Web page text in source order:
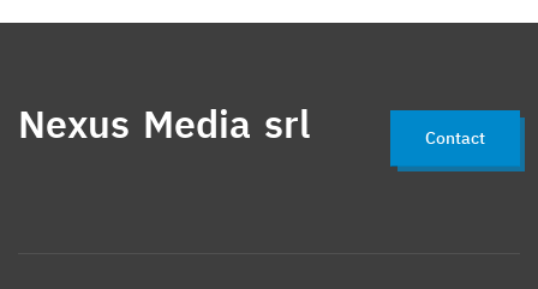
Nexus Media srl Contact